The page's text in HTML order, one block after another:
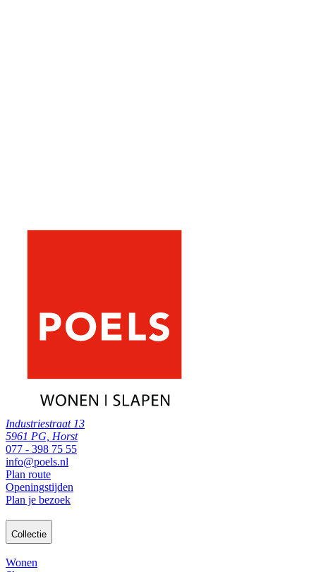
Industriestraat 13
5961 PG, Horst
077 - 398 75 55
info@poels.nl
Plan route
Openingstijden
Plan je bezoek
Collectie
Wonen